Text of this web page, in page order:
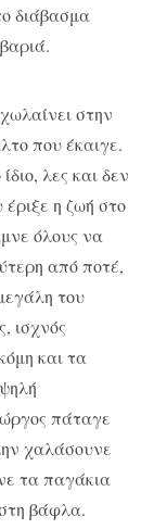
διάβασμα
στην
που έκαιγε.
λες και δεν
έριξε η ζωή στο
όλους να
από ποτέ,
του
ισχνός
και τα
πάταγε
χαλάσουνε
τα παγάκια
βάφλα.